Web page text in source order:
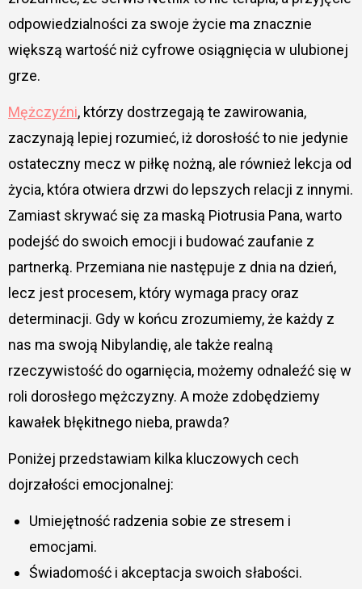
odpowiedzialności za swoje życie ma znacznie
większą wartość niż cyfrowe osiągnięcia w ulubionej
grze.
Mężczyźni, którzy dostrzegają te zawirowania,
zaczynają lepiej rozumieć, iż dorosłość to nie jedynie
ostateczny mecz w piłkę nożną, ale również lekcja od
życia, która otwiera drzwi do lepszych relacji z innymi.
Zamiast skrywać się za maską Piotrusia Pana, warto
podejść do swoich emocji i budować zaufanie z
partnerką. Przemiana nie następuje z dnia na dzień,
lecz jest procesem, który wymaga pracy oraz
determinacji. Gdy w końcu zrozumiemy, że każdy z
nas ma swoją Nibylandię, ale także realną
rzeczywistość do ogarnięcia, możemy odnaleźć się w
roli dorosłego mężczyzny. A może zdobędziemy
kawałek błękitnego nieba, prawda?
Poniżej przedstawiam kilka kluczowych cech
dojrzałości emocjonalnej:
Umiejętność radzenia sobie ze stresem i
emocjami.
Świadomość i akceptacja swoich słabości.